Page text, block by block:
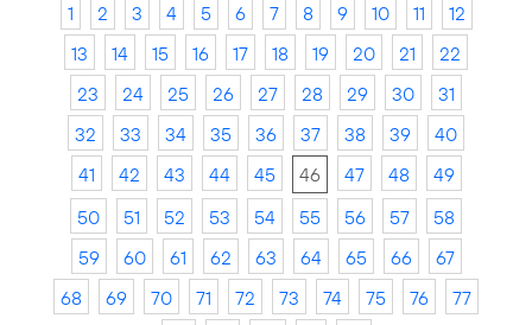
1 2 3 4 5 6 7 8 9 10 11
12
13
14 15 16 17 18 19 20 21
22
23
24 25 26 27 28 29 30
31
32
33 34 35 36 37 38 39
40
41
42 43 44 45 46 47 48
49
50
51 52 53 54 55 56 57
58
59
60 61 62 63 64 65 66
67
68
69 70 71 72 73 74 75 76
77